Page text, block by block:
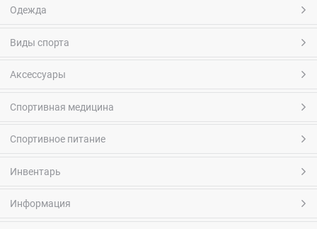
Одежда
Виды спорта
Аксессуары
Спортивная медицина
Спортивное питание
Инвентарь
Информация